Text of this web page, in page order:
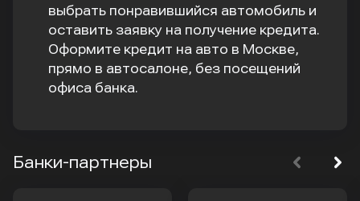
выбрать понравившийся автомобиль и
оставить заявку на получение кредита.
Оформите кредит на авто в Москве,
прямо в автосалоне, без посещений
офиса банка.
Банки-партнеры